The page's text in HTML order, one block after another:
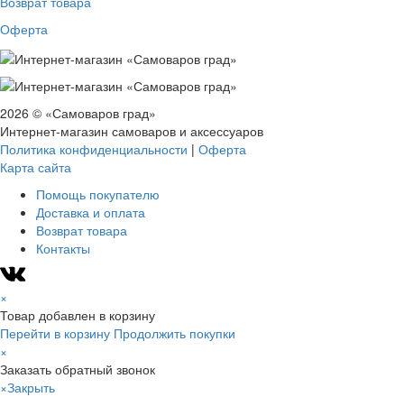
Оферта
2026 © «Самоваров град»
Интернет-магазин самоваров и аксессуаров
Политика конфиденциальности | Оферта
Карта сайта
Помощь покупателю
Доставка и оплата
Возврат товара
Контакты
×
Товар добавлен в корзину
Перейти в корзину Продолжить покупки
×
Заказать обратный звонок
×Закрыть